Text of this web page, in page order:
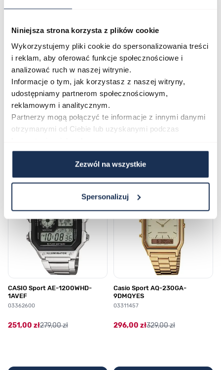
Niniejsza strona korzysta z plików cookie
Wykorzystujemy pliki cookie do spersonalizowania treści
i reklam, aby oferować funkcje społecznościowe i
analizować ruch w naszej witrynie.
Informacje o tym, jak korzystasz z naszej witryny,
udostępniamy partnerom społecznościowym,
reklamowym i analitycznym.
Partnerzy mogą połączyć te informacje z innymi danymi
otrzymanymi od Ciebie lub uzyskanymi podczas
Zezwól na wszystkie
Spersonalizuj
Opinie
Zapytaj o produkt
Płatność i dostawa
Najczęściej kupowane
Poruszanie się po elementach karuzeli jest możliwe za pomocą
Naciśnij, aby pominąć karuzelę
Naciśnij, aby przejść do nawigacji karuzeli
CASIO Sport AE-1200WHD-
1AVEF
03362600
251,00 zł279,00 zł
Casio Sport AQ-230GA-
9DMQYES
03311457
296,00 zł329,00 zł